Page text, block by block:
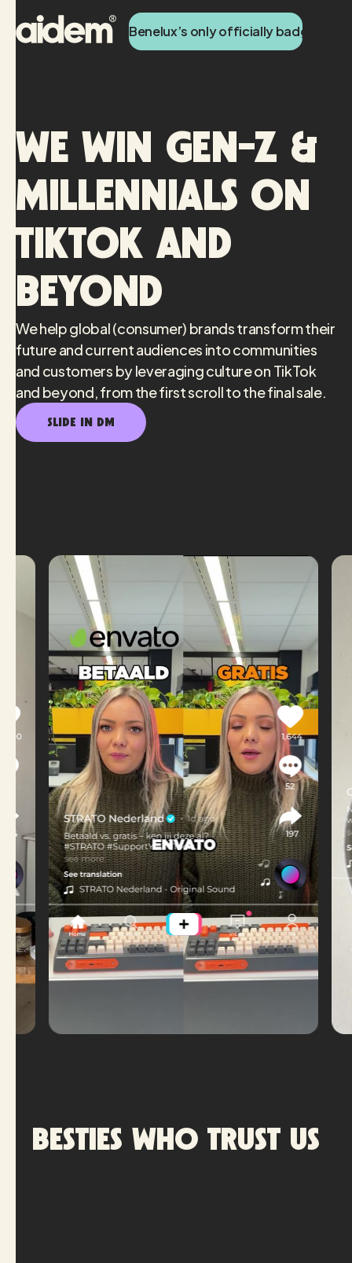
Benelux’s only officially badged
We win Gen-Z &
Millennials on
TikTok and
beyond
We help global (consumer) brands transform their
future and current audiences into communities
and customers by leveraging culture on TikTok
and beyond, from the first scroll to the final sale.
SLIDE IN DM
Besties who trust us